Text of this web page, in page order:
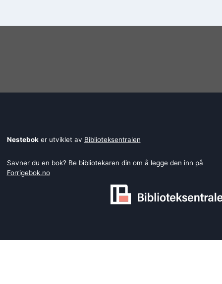
Nesteboker utviklet av Biblioteksentralen
Savner du en bok? Be bibliotekaren din om å legge den inn på
Forrigebok.no